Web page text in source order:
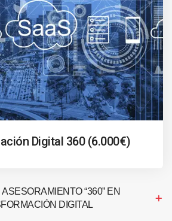
Digital 360 (6.000€)
“360” EN
DIGITAL